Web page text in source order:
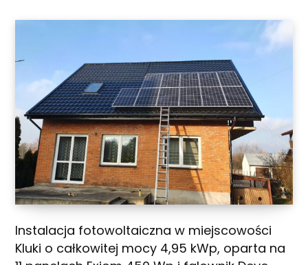
Instalacja fotowoltaiczna w miejscowości
Kluki o całkowitej mocy 4,95 kWp, oparta na